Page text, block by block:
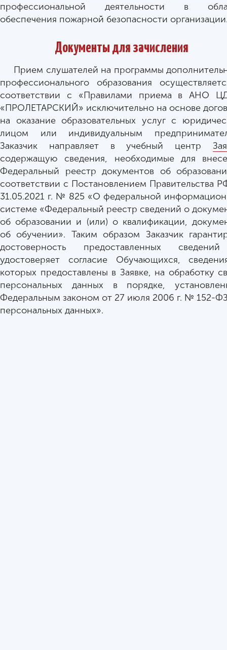
профессиональной деятельности в
обеспечения пожарной безопасности
Документы для зачисления
Прием слушателей на программы
профессионального образования
соответствии с «Правилами приема в АНО
«ПРОЛЕТАРСКИЙ» исключительно на основе
на оказание образовательных услуг с
лицом или индивидуальным
Заказчик направляет в учебный центр
содержащую сведения, необходимые для
Федеральный реестр документов об
соответствии с Постановлением Правительства
31.05.2021 г. № 825 «О федеральной
системе «Федеральный реестр сведений о
об образовании и (или) о квалификации,
об обучении». Таким образом Заказчик
достоверность предоставленных
удостоверяет согласие Обучающихся,
которых предоставлены в Заявке, на обработку
персональных данных в порядке,
Федеральным законом от 27 июля 2006 г. № 152-
персональных данных».